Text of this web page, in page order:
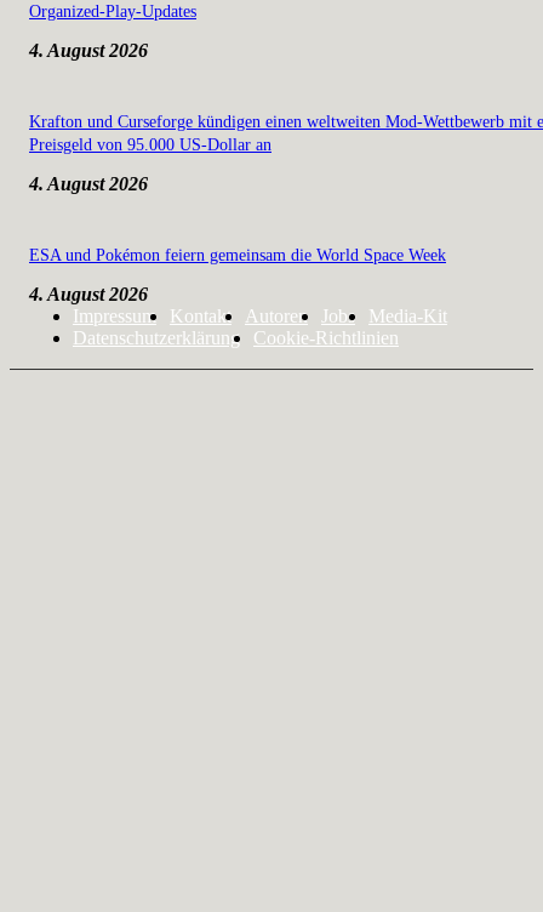
Organized-Play-Updates
4. August 2026
Krafton und Curseforge kündigen einen weltweiten Mod-Wettbewerb mit
Preisgeld von 95.000 US-Dollar an
4. August 2026
ESA und Pokémon feiern gemeinsam die World Space Week
4. August 2026
Impressum
Kontakt Autoren Jobs
Media-Kit
Datenschutzerklärung
Cookie-Richtlinien